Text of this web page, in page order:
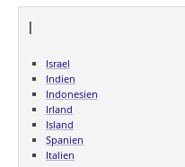
I
Israel
Indien
Indonesien
Irland
Island
Spanien
Italien